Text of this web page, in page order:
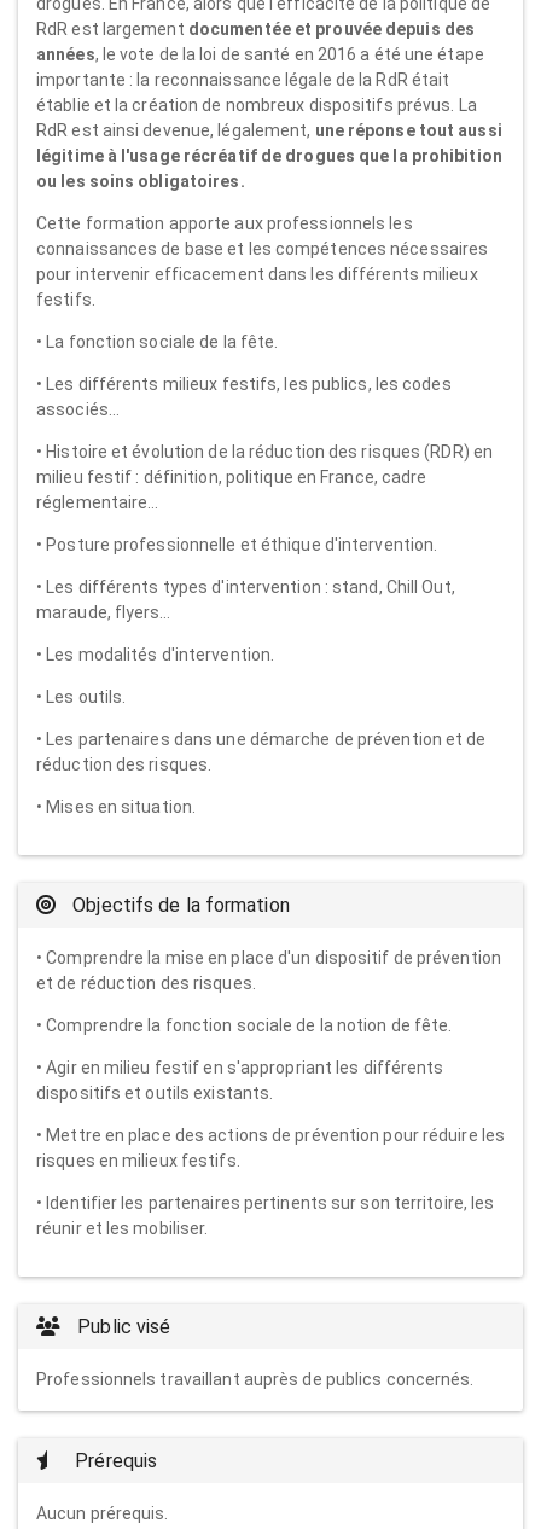
RdR est largement documentée et prouvée depuis des
années, le vote de la loi de santé en 2016 a été une étape
importante : la reconnaissance légale de la RdR était
établie et la création de nombreux dispositifs prévus. La
RdR est ainsi devenue, légalement, une réponse tout aussi
légitime à l'usage récréatif de drogues que la prohibition
ou les soins obligatoires.
Cette formation apporte aux professionnels les
connaissances de base et les compétences nécessaires
pour intervenir efficacement dans les différents milieux
festifs.
• La fonction sociale de la fête.
• Les différents milieux festifs, les publics, les codes
associés…
• Histoire et évolution de la réduction des risques (RDR) en
milieu festif : définition, politique en France, cadre
réglementaire…
• Posture professionnelle et éthique d'intervention.
• Les différents types d'intervention : stand, Chill Out,
maraude, flyers…
• Les modalités d'intervention.
• Les outils.
• Les partenaires dans une démarche de prévention et de
réduction des risques.
• Mises en situation.
Objectifs de la formation
• Comprendre la mise en place d'un dispositif de prévention
et de réduction des risques.
• Comprendre la fonction sociale de la notion de fête.
• Agir en milieu festif en s'appropriant les différents
dispositifs et outils existants.
• Mettre en place des actions de prévention pour réduire les
risques en milieux festifs.
• Identifier les partenaires pertinents sur son territoire, les
réunir et les mobiliser.
Public visé
Professionnels travaillant auprès de publics concernés.
Prérequis
Aucun prérequis.